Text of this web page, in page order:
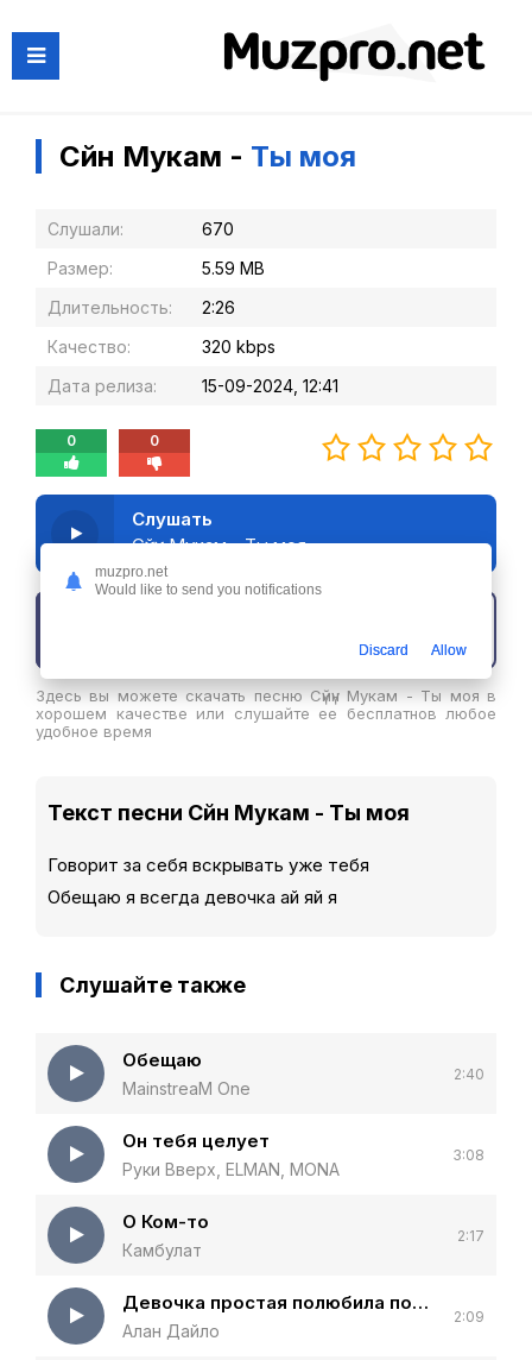
Сүйүн Мукам - Ты моя
Слушали:
670
Размер:
5.59 MB
Длительность:
2:26
Качество:
320 kbps
Дата релиза:
15-09-2024, 12:41
0 0
Слушать
Сүйүн Мукам - Ты моя
Здесь вы можете скачать песню Сүйүн Мукам - Ты моя в
хорошем качестве или слушайте ее бесплатнов любое
удобное время
Текст песни Сүйүн Мукам - Ты моя
Говорит за себя вскрывать уже тебя
Обещаю я всегда девочка ай яй я
Слушайте также
Обещаю
MainstreaM One
2:40
Он тебя целует
Руки Вверх, ELMAN, MONA
3:08
О Ком-то
Камбулат
2:17
Девочка простая полюбила полюбила хулигана
Алан Дайло
2:09
muzpro.net
Would like to send you notifications
Discard Allow